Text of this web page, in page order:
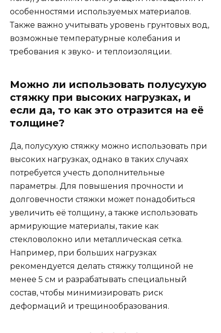
особенностями используемых материалов.
Также важно учитывать уровень грунтовых вод,
возможные температурные колебания и
требования к звуко- и теплоизоляции.
Можно ли использовать полусухую
стяжку при высоких нагрузках, и
если да, то как это отразится на её
толщине?
Да, полусухую стяжку можно использовать при
высоких нагрузках, однако в таких случаях
потребуется учесть дополнительные
параметры. Для повышения прочности и
долговечности стяжки может понадобиться
увеличить её толщину, а также использовать
армирующие материалы, такие как
стекловолокно или металлическая сетка.
Например, при больших нагрузках
рекомендуется делать стяжку толщиной не
менее 5 см и разрабатывать специальный
состав, чтобы минимизировать риск
деформаций и трещинообразования.